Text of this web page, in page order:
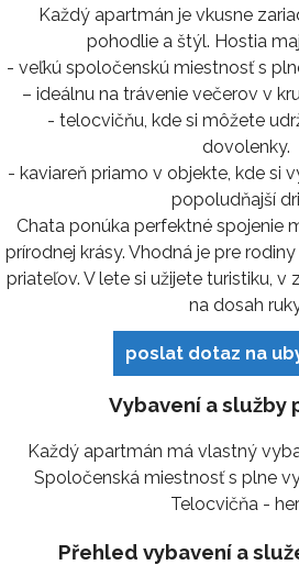
Každý apartmán je vkusne
pohodlie a štýl. Hostia
- veľkú spoločenskú miestnosť s
– ideálnu na trávenie večerov v
- telocvičňu, kde si môžete
dovolenky.
- kaviareň priamo v objekte, kde si
popoludňajší
Chata ponúka perfektné spojenie
prírodnej krásy. Vhodná je pre
priateľov. V lete si užijete turistiku, v
na dosah
poslat dotaz na
Vybavení a služby
Každý apartmán má vlastný
Spoločenská miestnosť s plne
Telocvičňa -
Přehled vybavení a